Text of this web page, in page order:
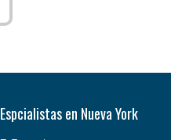
Espcialistas en Nueva York